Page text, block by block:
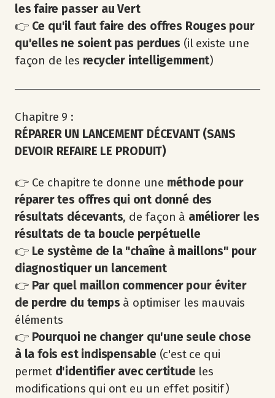
les faire passer au Vert
👉 Ce qu'il faut faire des offres Rouges pour
qu'elles ne soient pas perdues (il existe une
façon de les recycler intelligemment)
Chapitre 9 :
RÉPARER UN LANCEMENT DÉCEVANT (SANS
DEVOIR REFAIRE LE PRODUIT)
👉 Ce chapitre te donne une méthode pour
réparer tes offres qui ont donné des
résultats décevants, de façon à améliorer les
résultats de ta boucle perpétuelle
👉 Le système de la "chaîne à maillons" pour
diagnostiquer un lancement
👉 Par quel maillon commencer pour éviter
de perdre du temps à optimiser les mauvais
éléments
👉 Pourquoi ne changer qu'une seule chose
à la fois est indispensable (c'est ce qui
permet d'identifier avec certitude les
modifications qui ont eu un effet positif)